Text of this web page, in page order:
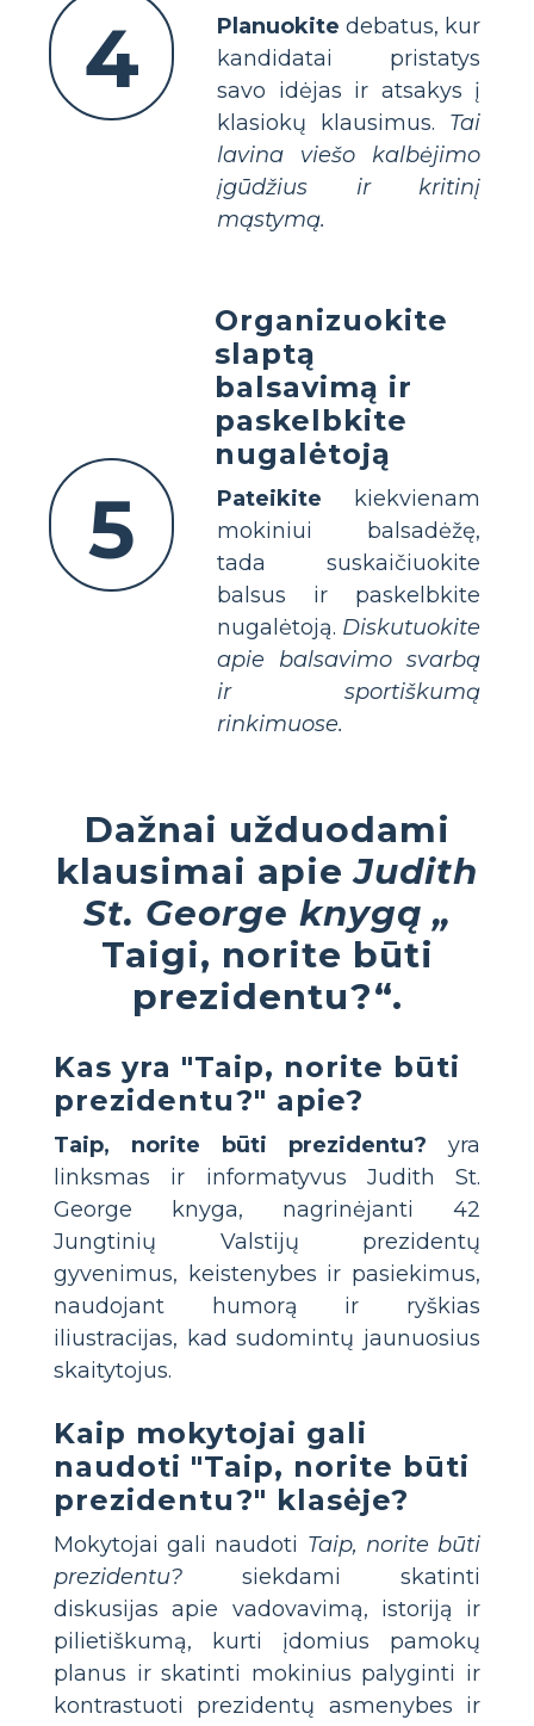
4 Planuokite debatus, kur
kandidatai pristatys
savo idėjas ir atsakys į
klasiokų klausimus. Tai
lavina viešo kalbėjimo
įgūdžius ir kritinį
mąstymą.
5
Organizuokite
slaptą
balsavimą ir
paskelbkite
nugalėtoją
Pateikite kiekvienam
mokiniui balsadėžę,
tada suskaičiuokite
balsus ir paskelbkite
nugalėtoją. Diskutuokite
apie balsavimo svarbą
ir sportiškumą
rinkimuose.
Dažnai užduodami
klausimai apieJudith
St. George knygą „
Taigi, norite būti
prezidentu?“.
Kas yra "Taip, norite būti
prezidentu?" apie?
Taip, norite būti prezidentu? yra
linksmas ir informatyvus Judith St.
George knyga, nagrinėjanti 42
Jungtinių Valstijų prezidentų
gyvenimus, keistenybes ir pasiekimus,
naudojant humorą ir ryškias
iliustracijas, kad sudomintų jaunuosius
skaitytojus.
Kaip mokytojai gali
naudoti "Taip, norite būti
prezidentu?" klasėje?
Mokytojai gali naudoti Taip, norite būti
prezidentu? siekdami skatinti
diskusijas apie vadovavimą, istoriją ir
pilietiškumą, kurti įdomius pamokų
planus ir skatinti mokinius palyginti ir
kontrastuoti prezidentų asmenybes ir